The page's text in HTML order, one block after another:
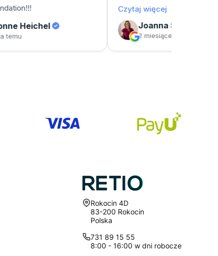
Adres:
Rokocin 4D
83-200 Rokocin
Polska
731 89 15 55
8:00 - 16:00 w dni robocze